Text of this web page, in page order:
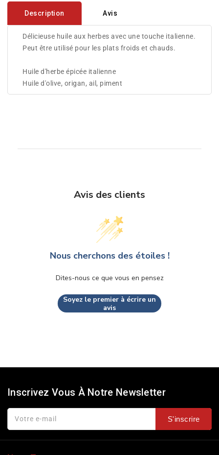
Description Avis
Délicieuse huile aux herbes avec une touche italienne.
Peut être utilisé pour les plats froids et chauds.
Huile d'herbe épicée italienne
Huile d'olive, origan, ail, piment
Avis des clients
Nous cherchons des étoiles !
Dites-nous ce que vous en pensez
Soyez le premier à écrire un
avis
Inscrivez Vous À Notre Newsletter
Votre e-mail S'inscrire